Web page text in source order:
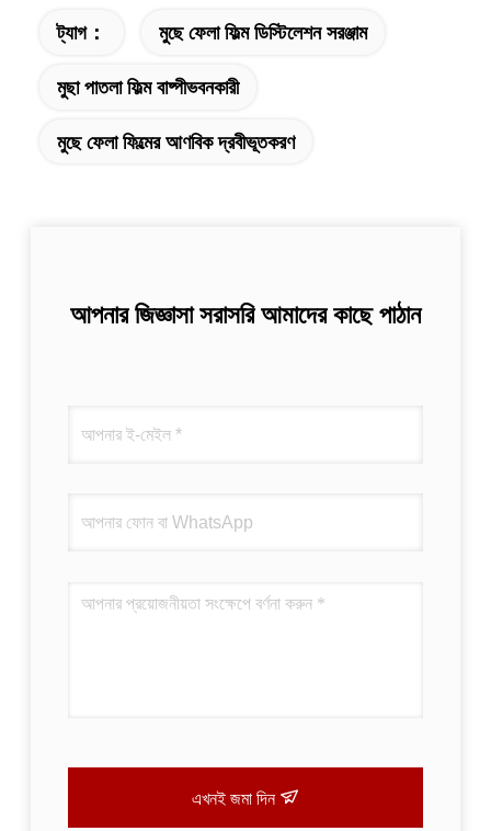
ট্যাগ： মুছে ফেলা ফিল্ম ডিস্টিলেশন সরঞ্জাম
মুছা পাতলা ফিল্ম বাষ্পীভবনকারী
মুছে ফেলা ফিল্মের আণবিক দ্রবীভূতকরণ
আপনার জিজ্ঞাসা সরাসরি আমাদের কাছে পাঠান
এখনই জমা দিন